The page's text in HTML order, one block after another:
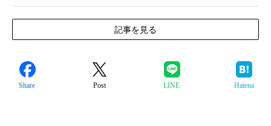
記事を見る
Share Post LINE Hatena